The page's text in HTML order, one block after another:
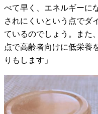
べて早く、エネルギーに
されにくいという点でダ
ているのでしょう。また
点で高齢者向けに低栄養
りもします」